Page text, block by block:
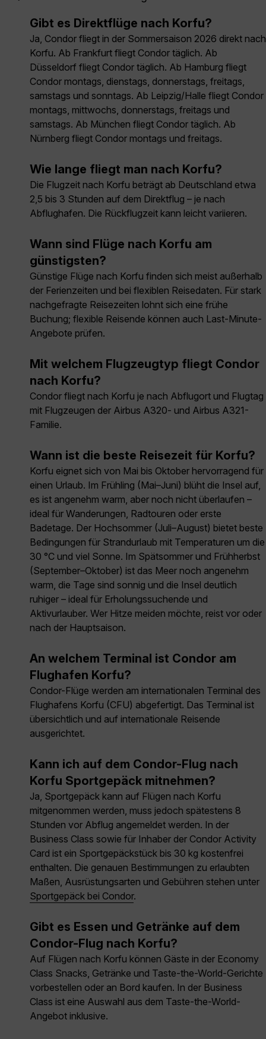
Gibt es Direktflüge nach Korfu?
Ja, Condor fliegt in der Sommersaison 2026 direkt nach
Korfu. Ab Frankfurt fliegt Condor täglich. Ab
Düsseldorf fliegt Condor täglich. Ab Hamburg fliegt
Condor montags, dienstags, donnerstags, freitags,
samstags und sonntags. Ab Leipzig/Halle fliegt Condor
montags, mittwochs, donnerstags, freitags und
samstags. Ab München fliegt Condor täglich. Ab
Nürnberg fliegt Condor montags und freitags.
Wie lange fliegt man nach Korfu?
Die Flugzeit nach Korfu beträgt ab Deutschland etwa
2,5 bis 3 Stunden auf dem Direktflug – je nach
Abflughafen. Die Rückflugzeit kann leicht variieren.
Wann sind Flüge nach Korfu am
günstigsten?
Günstige Flüge nach Korfu finden sich meist außerhalb
der Ferienzeiten und bei flexiblen Reisedaten. Für stark
nachgefragte Reisezeiten lohnt sich eine frühe
Buchung; flexible Reisende können auch Last-Minute-
Angebote prüfen.
Mit welchem Flugzeugtyp fliegt Condor
nach Korfu?
Condor fliegt nach Korfu je nach Abflugort und Flugtag
mit Flugzeugen der Airbus A320- und Airbus A321-
Familie.
Wann ist die beste Reisezeit für Korfu?
Korfu eignet sich von Mai bis Oktober hervorragend für
einen Urlaub. Im Frühling (Mai–Juni) blüht die Insel auf,
es ist angenehm warm, aber noch nicht überlaufen –
ideal für Wanderungen, Radtouren oder erste
Badetage. Der Hochsommer (Juli–August) bietet beste
Bedingungen für Strandurlaub mit Temperaturen um die
30 °C und viel Sonne. Im Spätsommer und Frühherbst
(September–Oktober) ist das Meer noch angenehm
warm, die Tage sind sonnig und die Insel deutlich
ruhiger – ideal für Erholungssuchende und
Aktivurlauber. Wer Hitze meiden möchte, reist vor oder
nach der Hauptsaison.
An welchem Terminal ist Condor am
Flughafen Korfu?
Condor-Flüge werden am internationalen Terminal des
Flughafens Korfu (CFU) abgefertigt. Das Terminal ist
übersichtlich und auf internationale Reisende
ausgerichtet.
Kann ich auf dem Condor-Flug nach
Korfu Sportgepäck mitnehmen?
Ja, Sportgepäck kann auf Flügen nach Korfu
mitgenommen werden, muss jedoch spätestens 8
Stunden vor Abflug angemeldet werden. In der
Business Class sowie für Inhaber der Condor Activity
Card ist ein Sportgepäckstück bis 30 kg kostenfrei
enthalten. Die genauen Bestimmungen zu erlaubten
Maßen, Ausrüstungsarten und Gebühren stehen unter
Sportgepäck bei Condor.
Gibt es Essen und Getränke auf dem
Condor-Flug nach Korfu?
Auf Flügen nach Korfu können Gäste in der Economy
Class Snacks, Getränke und Taste-the-World-Gerichte
vorbestellen oder an Bord kaufen. In der Business
Class ist eine Auswahl aus dem Taste-the-World-
Angebot inklusive.